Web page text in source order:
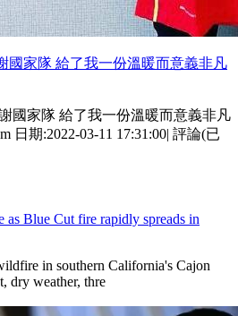
謝國家隊 給了我一份溫暖而意義非凡
謝國家隊 給了我一份溫暖而意義非凡
日期:2022-03-11 17:31:00| 評論(已
as Blue Cut fire rapidly spreads in
in southern California's Cajon
dry weather, thre